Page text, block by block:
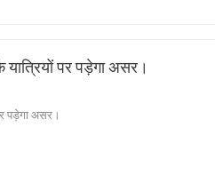
यात्रियों पर पड़ेगा असर।
पड़ेगा असर।